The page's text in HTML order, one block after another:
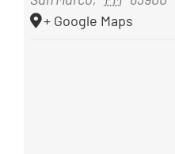
+ Google Maps